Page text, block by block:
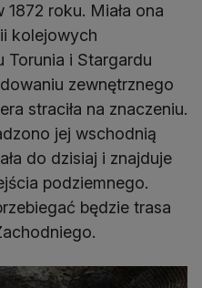
roku. Miała ona
kolejowych
Torunia i Stargardu
zewnętrznego
straciła na znaczeniu.
jej wschodnią
do dzisiaj i znajduje
podziemnego.
będzie trasa